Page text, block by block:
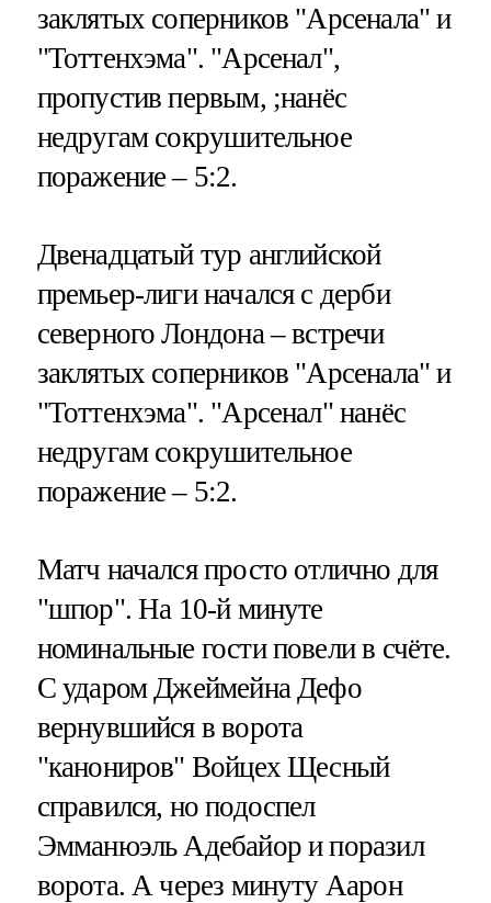
заклятых соперников "Арсенала" и
"Тоттенхэма". "Арсенал",
пропустив первым, ;нанёс
недругам сокрушительное
поражение – 5:2.
Двенадцатый тур английской
премьер-лиги начался с дерби
северного Лондона – встречи
заклятых соперников "Арсенала" и
"Тоттенхэма". "Арсенал" нанёс
недругам сокрушительное
поражение – 5:2.
Матч начался просто отлично для
"шпор". На 10-й минуте
номинальные гости повели в счёте.
С ударом Джеймейна Дефо
вернувшийся в ворота
"канониров" Войцех Щесный
справился, но подоспел
Эмманюэль Адебайор и поразил
ворота. А через минуту Аарон